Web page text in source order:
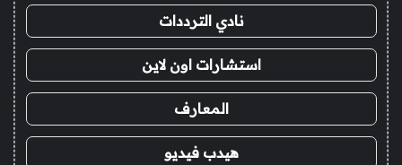
نادي الترددات
استشارات اون لاين
المعارف
هيدب فيديو